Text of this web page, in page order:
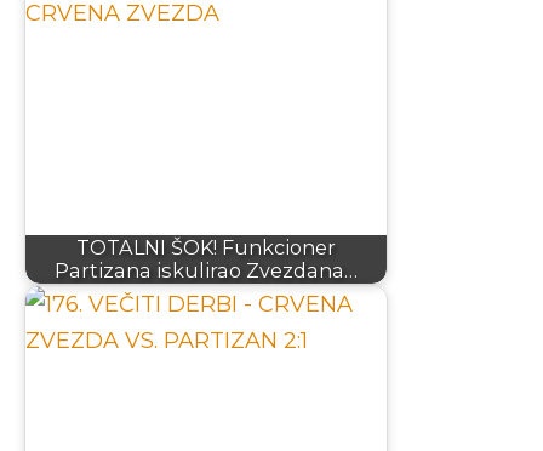
TOTALNI ŠOK! Funkcioner
Partizana iskulirao Zvezdana…